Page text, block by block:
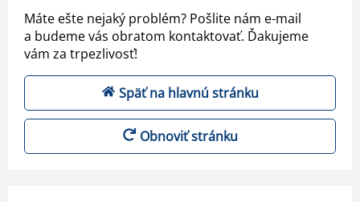
Máte ešte nejaký problém? Pošlite nám e-mail
a budeme vás obratom kontaktovať. Ďakujeme
vám za trpezlivosť!
Späť na hlavnú stránku
Obnoviť stránku